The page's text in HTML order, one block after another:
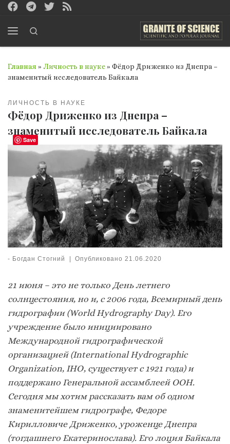
Перейти к содержимому
Главная » Личность в науке» Фёдор Дриженко из Днепра –
знаменитый исследователь Байкала
ЛИЧНОСТЬ В НАУКЕ
Фёдор Дриженко из Днепра –
знаменитый исследователь Байкала
- Богдан Стогний | Опубликовано 21.06.2020
21 июня – это не только День летнего
солнцестояния, но и, с 2006 года, Всемирный день
гидрографии (World Hydrography Day). Его
учреждение было инициировано
Международной гидрографической
организацией (International Hydrographic
Organization, IHO, существует с 1921 года) и
поддержано Генеральной ассамблеей ООН.
Сегодня мы хотим рассказать вам об одном
знаменитейшем гидрографе, Федоре
Кирилловиче Дриженко, уроженце Днепра
(тогдашнего Екатеринослава). Его лоция Байкала
Save